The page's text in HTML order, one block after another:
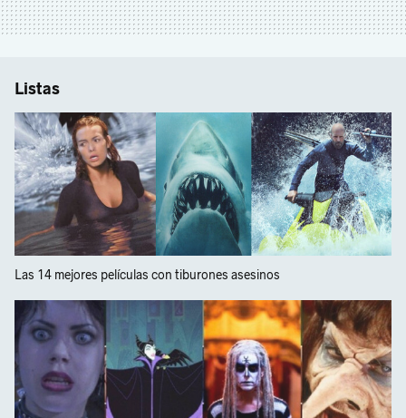
Listas
Las 14 mejores películas con tiburones asesinos